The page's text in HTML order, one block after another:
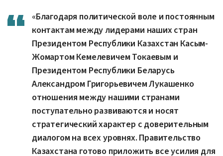
«Благодаря политической воле и постоянным
контактам между лидерами наших стран
Президентом Республики Казахстан Касым-
Жомартом Кемелевичем Токаевым и
Президентом Республики Беларусь
Александром Григорьевичем Лукашенко
отношения между нашими странами
поступательно развиваются и носят
стратегический характер с доверительным
диалогом на всех уровнях. Правительство
Казахстана готово приложить все усилия для